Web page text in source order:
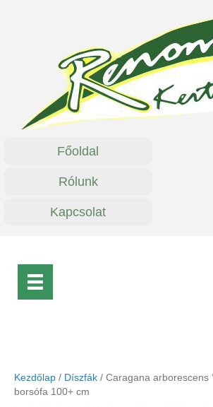
Főoldal
Rólunk
Kapcsolat
Kezdőlap / Díszfák / Caragana arborescens
borsófa 100+ cm